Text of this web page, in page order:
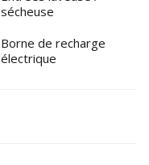
sécheuse
Borne de recharge
électrique